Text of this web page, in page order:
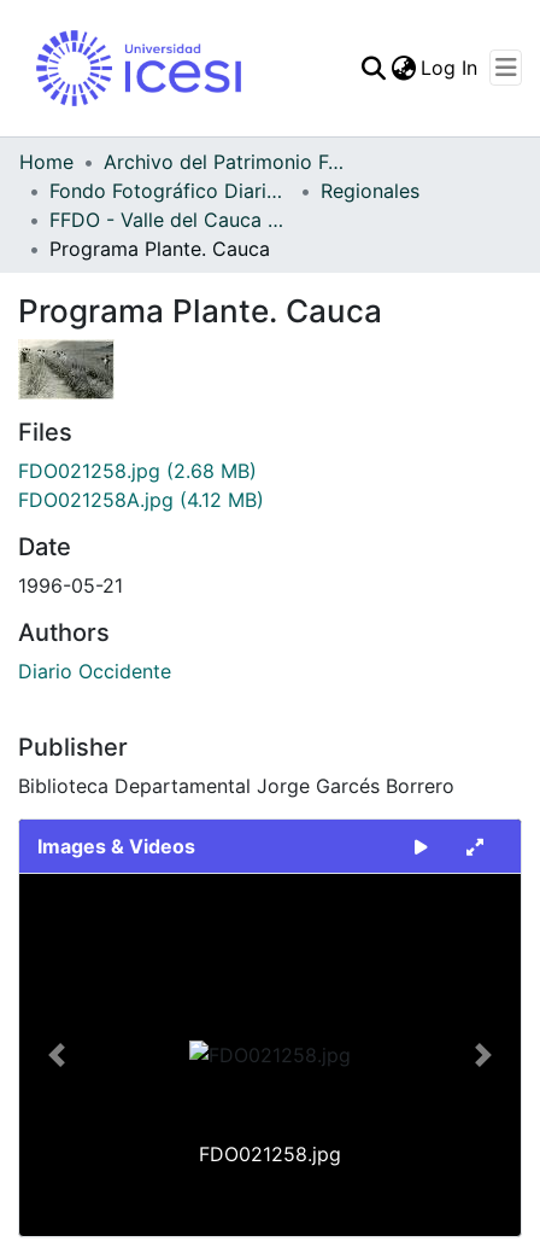
Statistics
Log In
Home
Archivo del Patrimonio Fotográfico y Fílmico del Valle del Cauca
Fondo Fotográfico Diario Occidente
Regionales
FFDO - Valle del Cauca - Patrimonial
Programa Plante. Cauca
Programa Plante. Cauca
Files
FDO021258.jpg (2.68 MB)
FDO021258A.jpg (4.12 MB)
Date
1996-05-21
Authors
Diario Occidente
Publisher
Biblioteca Departamental Jorge Garcés Borrero
Images & Videos
FDO021258.jpg
Previous Next